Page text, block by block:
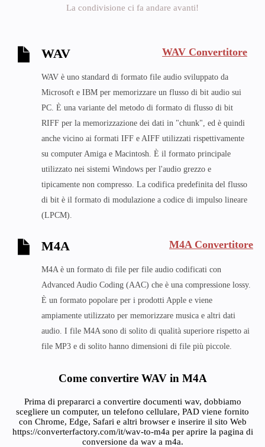
La condivisione ci fa andare avanti!
WAV WAV Convertitore
WAV è uno standard di formato file audio sviluppato da
Microsoft e IBM per memorizzare un flusso di bit audio sui
PC. È una variante del metodo di formato di flusso di bit
RIFF per la memorizzazione dei dati in "chunk", ed è quindi
anche vicino ai formati IFF e AIFF utilizzati rispettivamente
su computer Amiga e Macintosh. È il formato principale
utilizzato nei sistemi Windows per l'audio grezzo e
tipicamente non compresso. La codifica predefinita del flusso
di bit è il formato di modulazione a codice di impulso lineare
(LPCM).
M4A M4A Convertitore
M4A è un formato di file per file audio codificati con
Advanced Audio Coding (AAC) che è una compressione lossy.
È un formato popolare per i prodotti Apple e viene
ampiamente utilizzato per memorizzare musica e altri dati
audio. I file M4A sono di solito di qualità superiore rispetto ai
file MP3 e di solito hanno dimensioni di file più piccole.
Come convertire WAV in M4A
Prima di prepararci a convertire documenti wav, dobbiamo
scegliere un computer, un telefono cellulare, PAD viene fornito
con Chrome, Edge, Safari e altri browser e inserire il sito Web
https://converterfactory.com/it/wav-to-m4a per aprire la pagina di
conversione da wav a m4a.